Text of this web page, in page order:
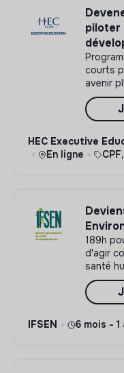
piloter
courts
avenir
HEC Executive
En ligne
189h
d'agir
santé
IFSEN 6 mois - 1